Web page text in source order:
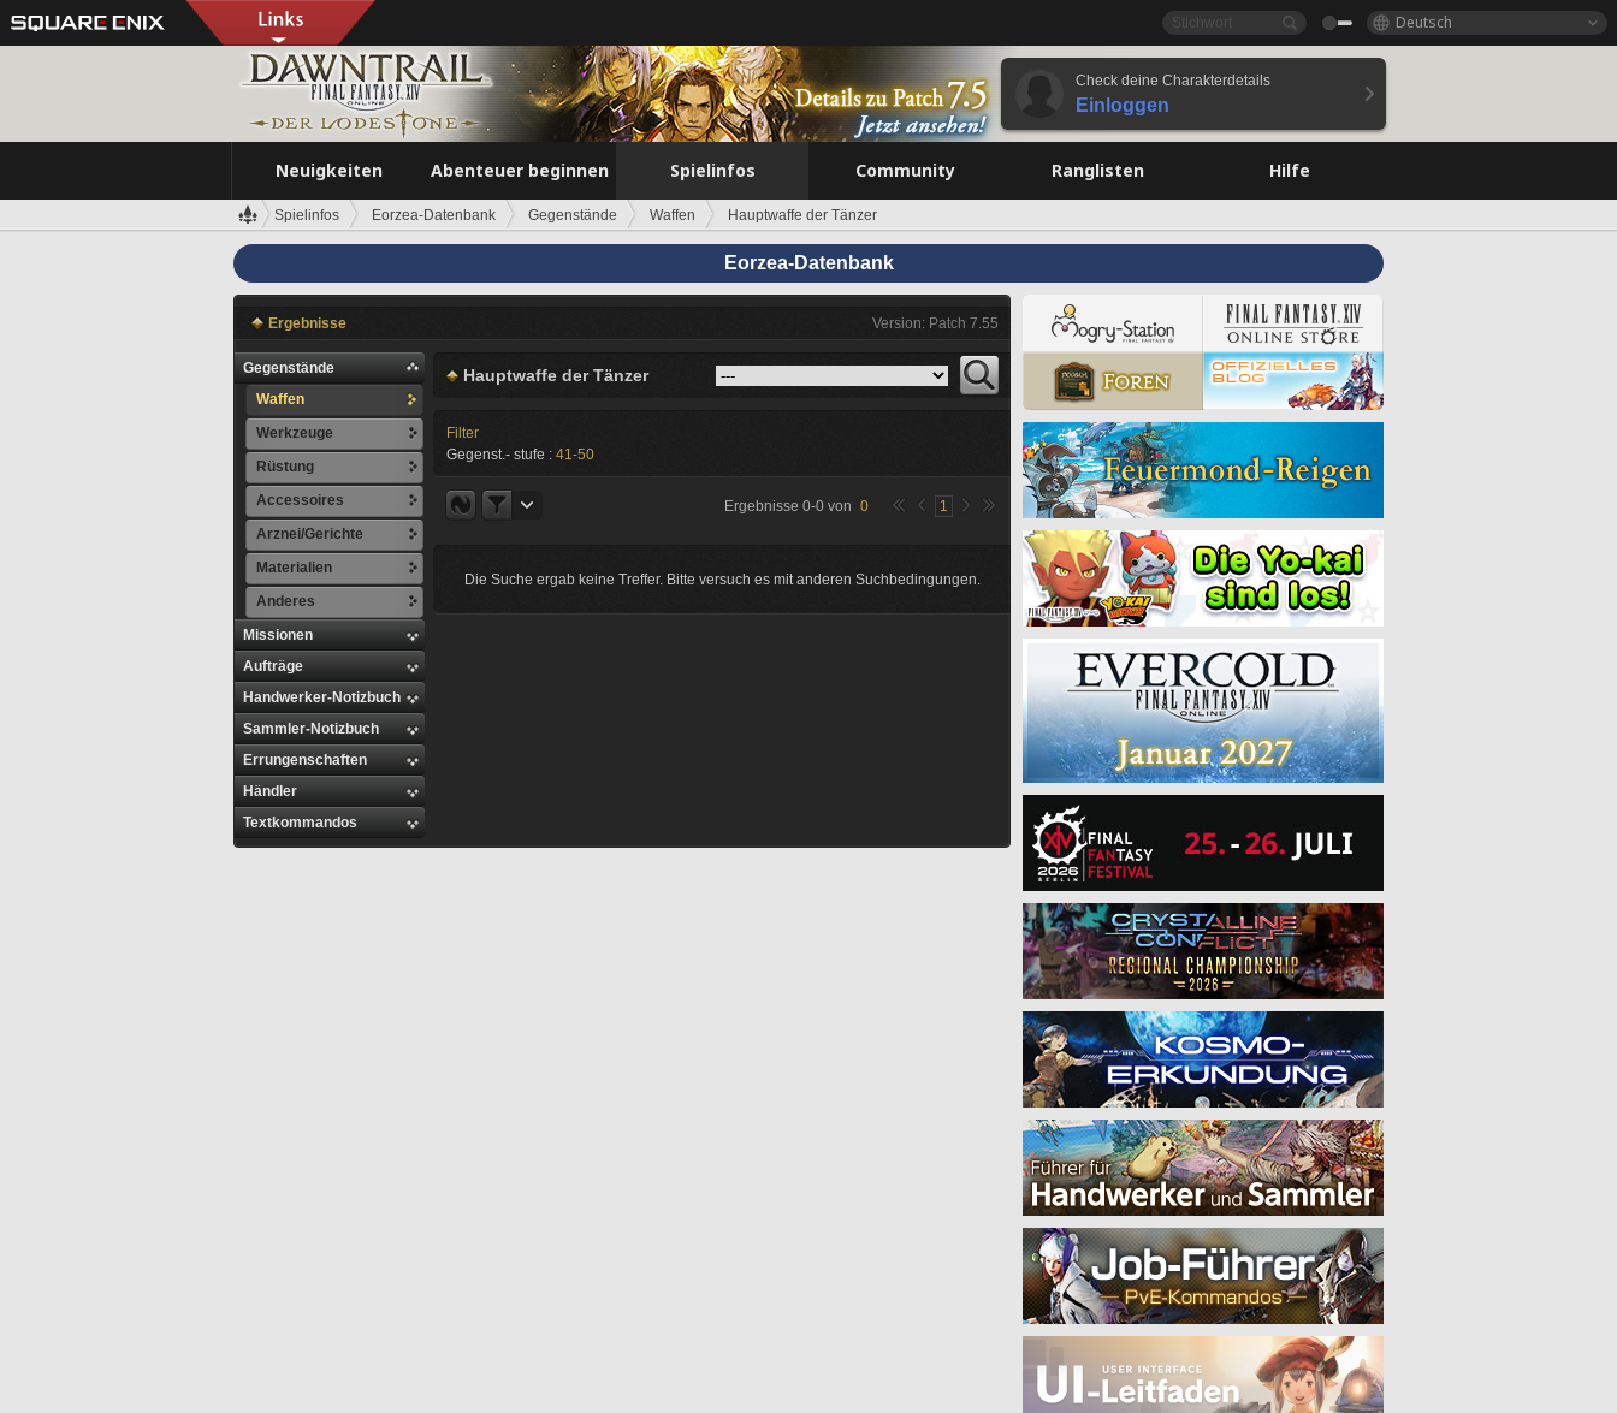
Deutsch
Check deine Charakterdetails
Einloggen
Neuigkeiten Abenteuer beginnen Spielinfos Community Ranglisten Hilfe
Spielinfos Eorzea-Datenbank Gegenstände Waffen Hauptwaffe der Tänzer
Eorzea-Datenbank
Ergebnisse Version: Patch 7.55
Gegenstände
Waffen
Werkzeuge
Rüstung
Accessoires
Arznei/Gerichte
Materialien
Anderes
Missionen
Aufträge
Handwerker-Notizbuch
Sammler-Notizbuch
Errungenschaften
Händler
Textkommandos
Hauptwaffe der Tänzer
Filter
Gegenst.- stufe : 41-50
Ergebnisse 0-0 von 0 1
Die Suche ergab keine Treffer. Bitte versuch es mit anderen Suchbedingungen.